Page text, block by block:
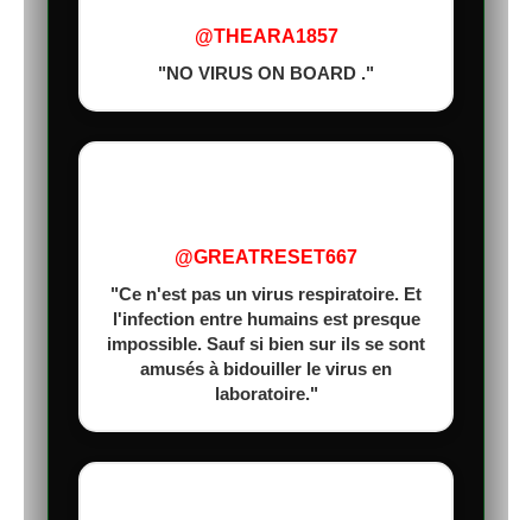
@THEARA1857
"NO VIRUS ON BOARD ."
@GREATRESET667
"Ce n'est pas un virus respiratoire. Et
l'infection entre humains est presque
impossible. Sauf si bien sur ils se sont
amusés à bidouiller le virus en
laboratoire."